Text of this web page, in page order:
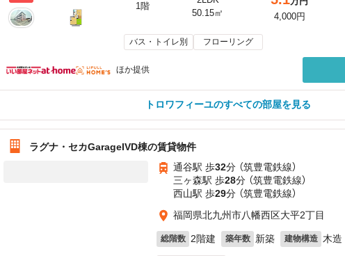
1階
50.15㎡
4,000円
バス・トイレ別 フローリング
ほか提供
トロワフィーユのすべての部屋を見る
ラグナ・セカGarageIVD棟の賃貸物件
通谷駅 歩32分 （筑豊電鉄線）
三ヶ森駅 歩28分 （筑豊電鉄線）
西山駅 歩29分 （筑豊電鉄線）
福岡県北九州市八幡西区大平2丁目
総階数 2階建 築年数 新築 建物構造 木造